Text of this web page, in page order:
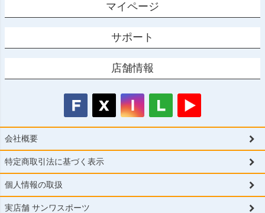
マイページ
サポート
店舗情報
会社概要
特定商取引法に基づく表示
個人情報の取扱
実店舗 サンワスポーツ